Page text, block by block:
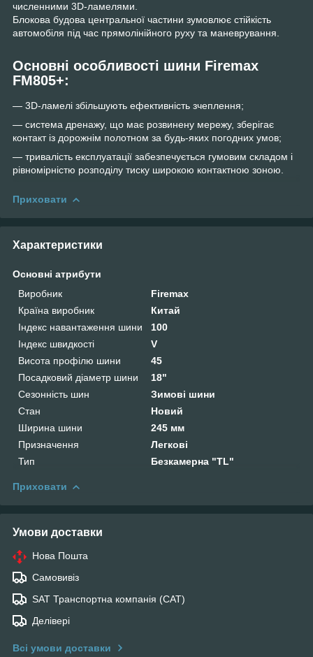
численними 3D-ламелями.
Блокова будова центральної частини зумовлює стійкість
автомобіля під час прямолінійного руху та маневрування.
Основні особливості шини Firemax
FM805+:
— 3D-ламелі збільшують ефективність зчеплення;
— система дренажу, що має розвинену мережу, зберігає
контакт із дорожнім полотном за будь-яких погодних умов;
— тривалість експлуатації забезпечується гумовим складом і
рівномірністю розподілу тиску широкою контактною зоною.
Приховати
Характеристики
Основні атрибути
Виробник
Firemax
Країна виробник
Китай
Індекс навантаження шини
100
Індекс швидкості
V
Висота профілю шини
45
Посадковий діаметр шини
18"
Сезонність шин
Зимові шини
Стан
Новий
Ширина шини
245 мм
Призначення
Легкові
Тип
Безкамерна "TL"
Приховати
Умови доставки
Нова Пошта
Самовивіз
SAT Транспортна компанія (САТ)
Делівері
Всі умови доставки